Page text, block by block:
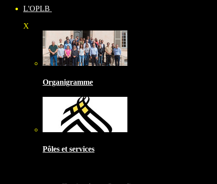
L'OPLB
X
Organigramme
Pôles et services